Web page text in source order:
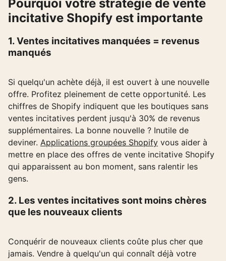
Pourquoi votre stratégie de vente
incitative Shopify est importante
1. Ventes incitatives manquées = revenus
manqués
Si quelqu'un achète déjà, il est ouvert à une nouvelle
offre. Profitez pleinement de cette opportunité. Les
chiffres de Shopify indiquent que les boutiques sans
ventes incitatives perdent jusqu'à 30% de revenus
supplémentaires. La bonne nouvelle ? Inutile de
deviner. Applications groupées Shopify vous aider à
mettre en place des offres de vente incitative Shopify
qui apparaissent au bon moment, sans ralentir les
gens.
2. Les ventes incitatives sont moins chères
que les nouveaux clients
Conquérir de nouveaux clients coûte plus cher que
jamais. Vendre à quelqu'un qui connaît déjà votre